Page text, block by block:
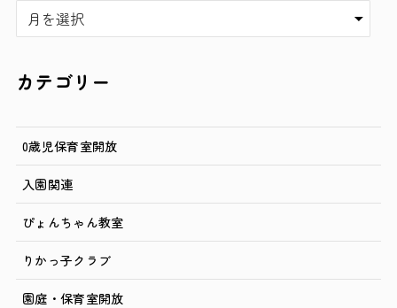
ブ
カテゴリー
0歳児保育室開放
入園関連
ぴょんちゃん教室
りかっ子クラブ
園庭・保育室開放